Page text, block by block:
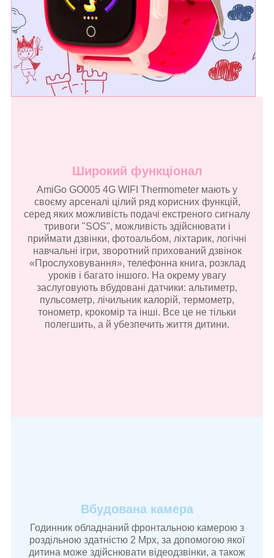
Широкий функціонал
AmiGo GO005 4G WIFI Thermometer мають у
своєму арсеналі цілий ряд корисних функцій,
серед яких можливість подачі екстреного сигналу
тривоги "SOS", можливість здійснювати і
приймати дзвінки, фотоальбом, ліхтарик, логічні
навчальні ігри, зворотний прихований дзвінок
«Прослуховування», телефонна книга, розклад
уроків і багато іншого. На окрему увагу
заслуговують вбудовані датчики: альтиметр,
пульсометр, лічильник калорій, термометр,
тонометр, крокомір та інші. Все це не тільки
полегшить, а й убезпечить життя дитини.
Вбудована камера
Годинник обладнаний фронтальною камерою з
роздільною здатністю 2 Mpx, за допомогою якої
дитина може здійснювати відеодзвінки, а також